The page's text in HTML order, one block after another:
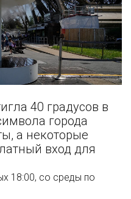
40 градусов в
города
а некоторые
вход для
18:00, со среды по